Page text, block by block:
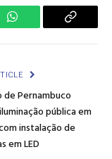
WhatsApp Copy
de Pernambuco
pública em
instalação de
em LED